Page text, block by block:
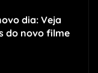
dia: Veja
do novo filme